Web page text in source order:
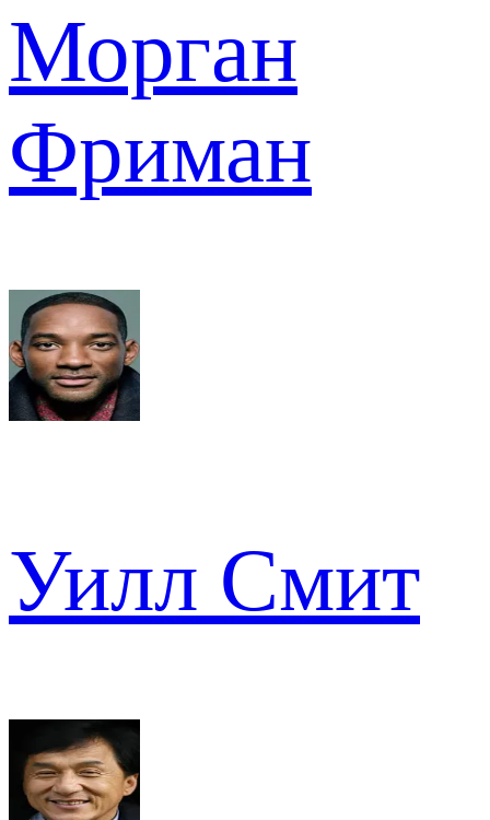
Морган
Фриман
Уилл Смит